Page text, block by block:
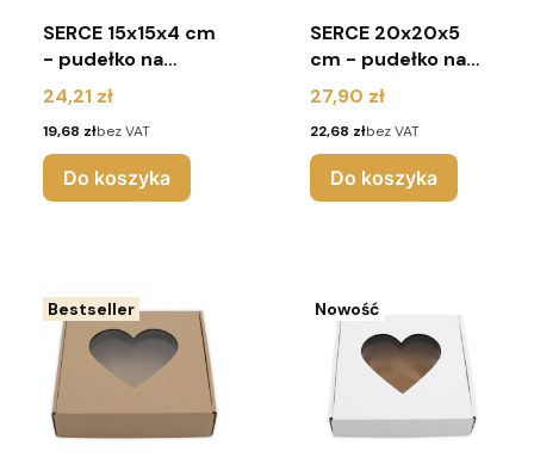
SERCE 15x15x4 cm
- pudełko na
pierniki z
okienkiem (pakiet
10 sztuk) - brąz
Cena
24,21 zł
Cena
19,68 złbez VAT
Do koszyka
SERCE 20x20x5
cm - pudełko na
pierniki z
okienkiem (pakiet
10 sztuk) - białe
Cena
27,90 zł
Cena
22,68 złbez VAT
Do koszyka
Bestseller Nowość